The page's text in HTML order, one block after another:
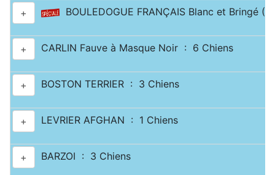
+ BOULEDOGUE FRANÇAIS Blanc et Bringé
+ CARLIN Fauve à Masque Noir : 6 Chiens
+ BOSTON TERRIER : 3 Chiens
+ LEVRIER AFGHAN : 1 Chiens
+ BARZOI : 3 Chiens